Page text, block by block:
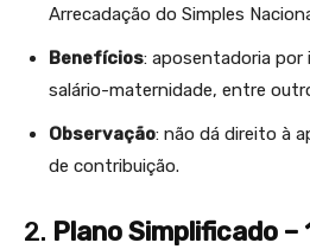
Arrecadação do Simples
Benefícios: aposentadoria por
salário-maternidade, entre
Observação: não dá direito à
de contribuição.
2. Plano Simplificado –